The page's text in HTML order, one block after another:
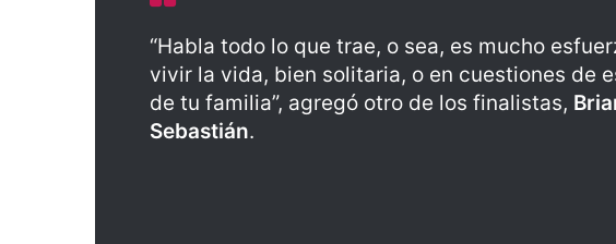
“Habla todo lo que trae, o sea, es mucho
vivir la vida, bien solitaria, o en cuestiones de
de tu familia”, agregó otro de los finalistas,
Sebastián